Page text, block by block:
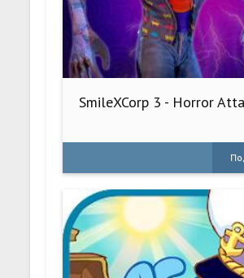
SmileXCorp 3 - Horror